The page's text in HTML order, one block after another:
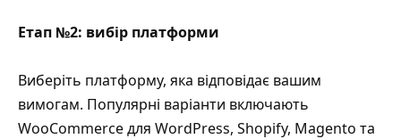
Етап №2: вибір платформи
Виберіть платформу, яка відповідає вашим
вимогам. Популярні варіанти включають
WooCommerce для WordPress, Shopify, Magento та